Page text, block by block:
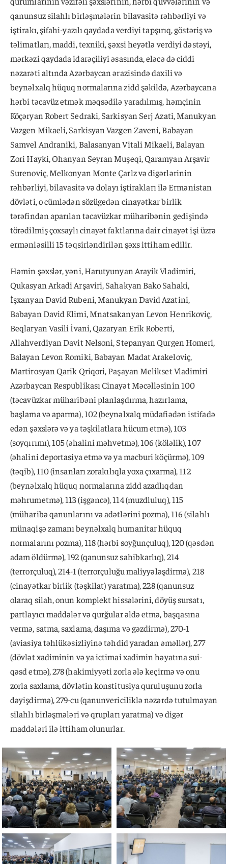
qanunsuz silahlı birləşmələrin bilavasitə rəhbərliyi və
iştirakı, şifahi-yazılı qaydada verdiyi tapşırıq, göstəriş və
təlimatları, maddi, texniki, şəxsi heyətlə verdiyi dəstəyi,
mərkəzi qaydada idarəçiliyi əsasında, eləcə də ciddi
nəzarəti altında Azərbaycan ərazisində daxili və
beynəlxalq hüquq normalarına zidd şəkildə, Azərbaycana
hərbi təcavüz etmək məqsədilə yaradılmış, həmçinin
Köçəryan Robert Sedraki, Sarkisyan Serj Azati, Manukyan
Vazgen Mikaeli, Sarkisyan Vazgen Zaveni, Babayan
Samvel Andraniki, Balasanyan Vitali Mikaeli, Balayan
Zori Hayki, Ohanyan Seyran Muşeqi, Qaramyan Arşavir
Surenoviç, Melkonyan Monte Çarlz və digərlərinin
rəhbərliyi, bilavasitə və dolayı iştirakları ilə Ermənistan
dövləti, o cümlədən sözügedən cinayətkar birlik
tərəfindən aparılan təcavüzkar müharibənin gedişində
törədilmiş çoxsaylı cinayət faktlarına dair cinayət işi üzrə
erməniəsilli 15 təqsirləndirilən şəxs ittiham edilir.
Həmin şəxslər, yəni, Harutyunyan Arayik Vladimiri,
Qukasyan Arkadi Arşaviri, Sahakyan Bako Sahaki,
İşxanyan David Rubeni, Manukyan David Azatini,
Babayan David Klimi, Mnatsakanyan Levon Henrikoviç,
Beqlaryan Vasili İvani, Qazaryan Erik Roberti,
Allahverdiyan Davit Nelsoni, Stepanyan Qurgen Homeri,
Balayan Levon Romiki, Babayan Madat Arakeloviç,
Martirosyan Qarik Qriqori, Paşayan Melikset Vladimiri
Azərbaycan Respublikası Cinayət Məcəlləsinin 100
(təcavüzkar müharibəni planlaşdırma, hazırlama,
başlama və aparma), 102 (beynəlxalq müdafiədən istifadə
edən şəxslərə və ya təşkilatlara hücum etmə), 103
(soyqırımı), 105 (əhalini məhvetmə), 106 (köləlik), 107
(əhalini deportasiya etmə və ya məcburi köçürmə), 109
(təqib), 110 (insanları zorakılıqla yoxa çıxarma), 112
(beynəlxalq hüquq normalarına zidd azadlıqdan
məhrumetmə), 113 (işgəncə), 114 (muzdluluq), 115
(müharibə qanunlarını və adətlərini pozma), 116 (silahlı
münaqişə zamanı beynəlxalq humanitar hüquq
normalarını pozma), 118 (hərbi soyğunçuluq), 120 (qəsdən
adam öldürmə), 192 (qanunsuz sahibkarlıq), 214
(terrorçuluq), 214-1 (terrorçuluğu maliyyələşdirmə), 218
(cinayətkar birlik (təşkilat) yaratma), 228 (qanunsuz
olaraq silah, onun komplekt hissələrini, döyüş sursatı,
partlayıcı maddələr və qurğular əldə etmə, başqasına
vermə, satma, saxlama, daşıma və gəzdirmə), 270-1
(aviasiya təhlükəsizliyinə təhdid yaradan əməllər), 277
(dövlət xadiminin və ya ictimai xadimin həyatına sui-
qəsd etmə), 278 (hakimiyyəti zorla ələ keçirmə və onu
zorla saxlama, dövlətin konstitusiya quruluşunu zorla
dəyişdirmə), 279-cu (qanunvericiliklə nəzərdə tutulmayan
silahlı birləşmələri və qrupları yaratma) və digər
maddələri ilə ittiham olunurlar.